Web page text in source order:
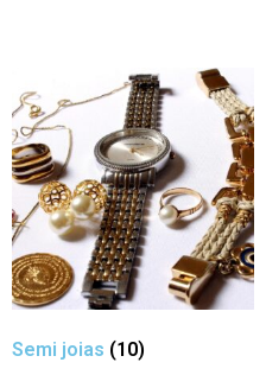
Semi joias (10)